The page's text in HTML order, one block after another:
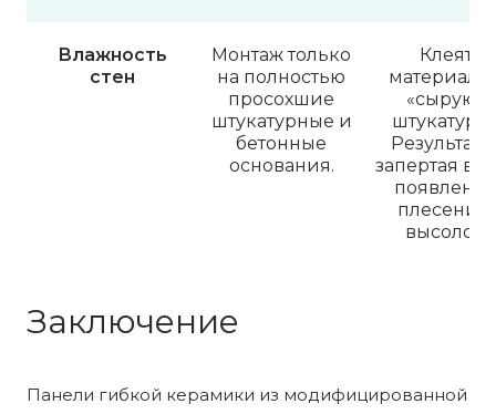
Влажность
стен
Монтаж только
на полностью
просохшие
штукатурные и
бетонные
основания.
Клеят
материал
«сырую»
Результат
запертая
плесени и
высолов.
Заключение
Панели гибкой керамики из модифицированной